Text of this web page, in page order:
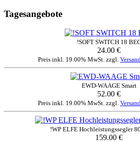
Tagesangebote
!SOFT SWITCH 18
24.00 €
Preis inkl. 19.00% MwSt. zzgl. Versand
EWD-WAAGE Smart
52.00 €
Preis inkl. 19.00% MwSt. zzgl. Versand
!WP ELFE Hochleistungssegler
159.00 €